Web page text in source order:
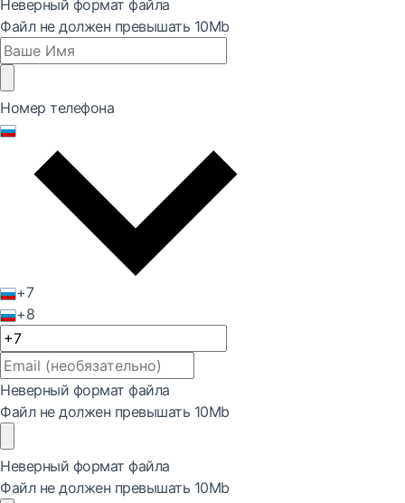
Неверный формат файла
Файл не должен превышать 10Mb
Номер телефона
+7
+8
Неверный формат файла
Файл не должен превышать 10Mb
Неверный формат файла
Файл не должен превышать 10Mb